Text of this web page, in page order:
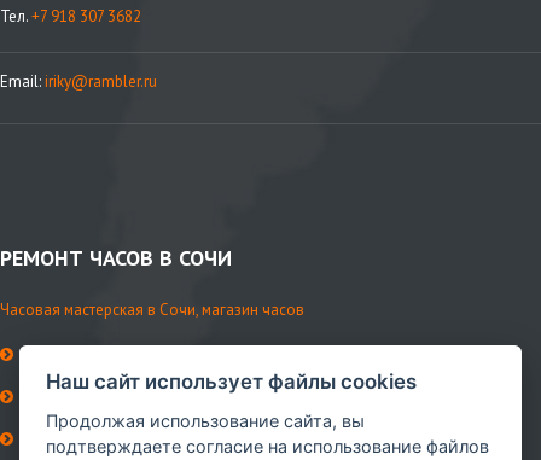
Тел.+7 918 307 3682
Email:iriky@rambler.ru
РЕМОНТ ЧАСОВ В СОЧИ
Часовая мастерская в Сочи, магазин часов
Контакты
Ремни и аксессуары
Наш сайт использует файлы cookies
Продолжая использование сайта, вы
подтверждаете согласие на использование файлов